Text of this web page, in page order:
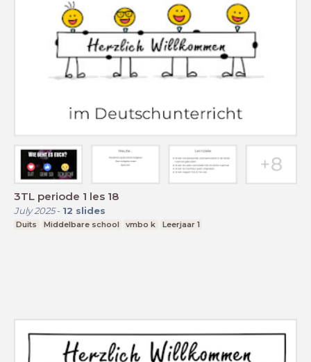
3TL periode 1 les 18
July 2025- 12 slides
Duits Middelbare school vmbo k Leerjaar 1